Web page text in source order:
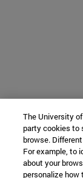
The University
party cookies to
browse.
For example, to
about your
personalize